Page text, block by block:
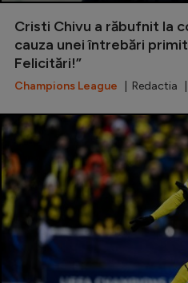
Cristi Chivu a răbufnit la
cauza unei întrebări
Felicitări!”
Champions League | Redactia |